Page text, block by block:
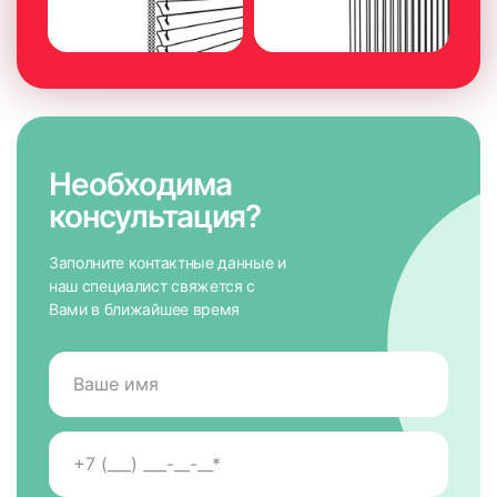
Необходима
консультация?
Заполните контактные данные и
наш специалист свяжется с
Вами в ближайшее время